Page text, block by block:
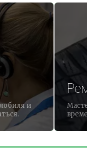
и